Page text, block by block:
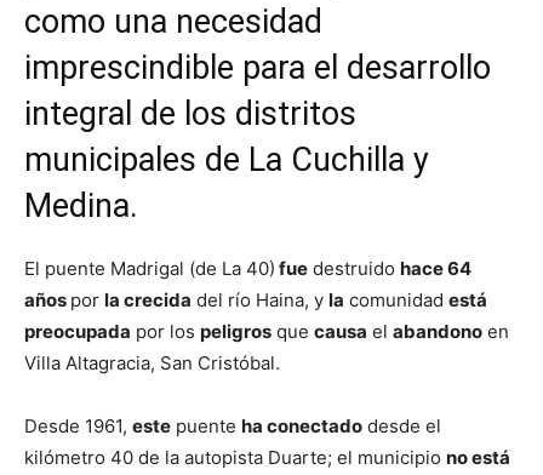
como una necesidad
imprescindible para el desarrollo
integral de los distritos
municipales de La Cuchilla y
Medina.
El puente Madrigal (de La 40) fue destruido hace 64
años por la crecida del río Haina, y la comunidad está
preocupada por los peligros que causa el abandono en
Villa Altagracia, San Cristóbal.
Desde 1961, este puente ha conectado desde el
kilómetro 40 de la autopista Duarte; el municipio no está